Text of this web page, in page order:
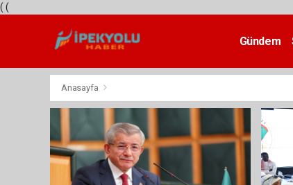
( (
Gündem
Anasayfa